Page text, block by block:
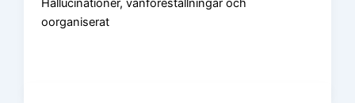
oorganiserat